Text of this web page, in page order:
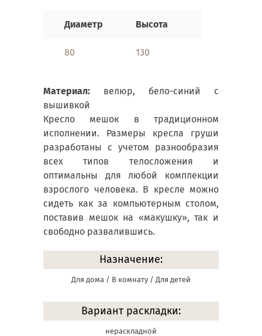
Диаметр Высота
80 130
Материал: велюр, бело-синий с
вышивкой
Кресло мешок в традиционном
исполнении. Размеры кресла груши
разработаны с учетом разнообразия
всех типов телосложения и
оптимальны для любой комплекции
взрослого человека. В кресле можно
сидеть как за компьютерным столом,
поставив мешок на «макушку», так и
свободно развалившись.
Назначение:
Для дома / В комнату / Для детей
Вариант раскладки:
нераскладной